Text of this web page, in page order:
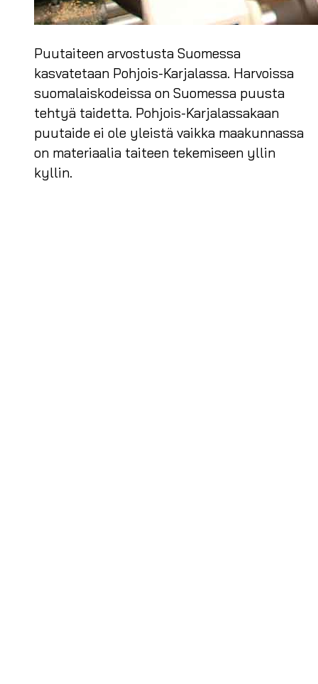
Puutaiteen arvostusta Suomessa
kasvatetaan Pohjois-Karjalassa. Harvoissa
suomalaiskodeissa on Suomessa puusta
tehtyä taidetta. Pohjois-Karjalassakaan
puutaide ei ole yleistä vaikka maakunnassa
on materiaalia taiteen tekemiseen yllin
kyllin.